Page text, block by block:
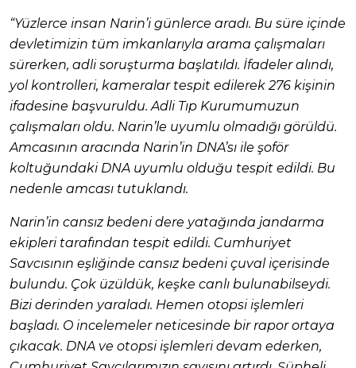
“Yüzlerce insan Narin’i günlerce aradı. Bu süre içinde
devletimizin tüm imkanlarıyla arama çalışmaları
sürerken, adli soruşturma başlatıldı. İfadeler alındı,
yol kontrolleri, kameralar tespit edilerek 276 kişinin
ifadesine başvuruldu. Adli Tıp Kurumumuzun
çalışmaları oldu. Narin’le uyumlu olmadığı görüldü.
Amcasının aracında Narin’in DNA’sı ile şoför
koltuğundaki DNA uyumlu olduğu tespit edildi. Bu
nedenle amcası tutuklandı.
Narin’in cansız bedeni dere yatağında jandarma
ekipleri tarafından tespit edildi. Cumhuriyet
Savcısının eşliğinde cansız bedeni çuval içerisinde
bulundu. Çok üzüldük, keşke canlı bulunabilseydi.
Bizi derinden yaraladı. Hemen otopsi işlemleri
başladı. O incelemeler neticesinde bir rapor ortaya
çıkacak. DNA ve otopsi işlemleri devam ederken,